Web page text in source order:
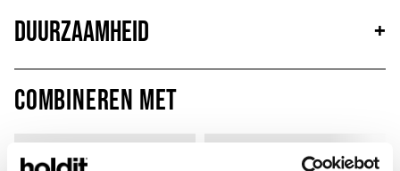
Duurzaamheid
+
Combineren met